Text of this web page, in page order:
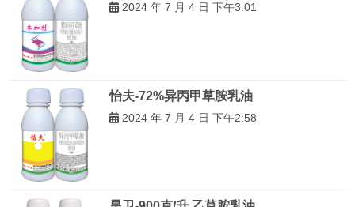
2024 年 7 月 4 日 下午3:01
怡夫-72%异丙甲草胺乳油
2024 年 7 月 4 日 下午2:58